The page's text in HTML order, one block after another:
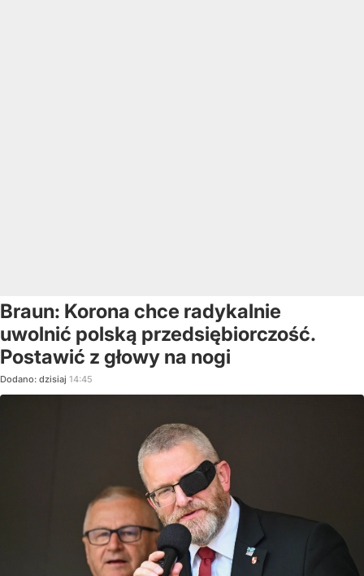
Braun: Korona chce radykalnie
uwolnić polską przedsiębiorczość.
Postawić z głowy na nogi
Dodano: dzisiaj 14:45